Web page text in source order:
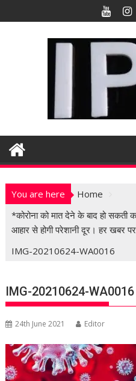
k
t
n
You are here
Home
*कोरोना को मात देने के बाद हो सकती
आहार से होगी परेशानी दूर। हर खबर
IMG-20210624-WA0016
IMG-20210624-WA0016
24th June 2021 Editor